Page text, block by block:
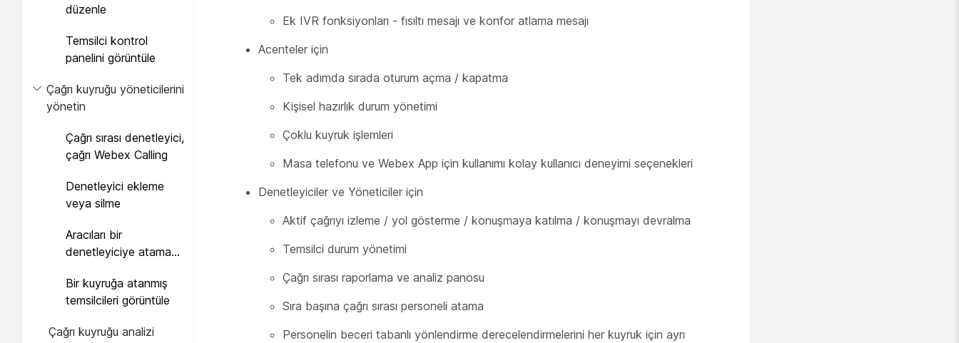
düzenle
Temsilci kontrol
panelini görüntüle
Çağrı kuyruğu yöneticilerini
yönetin
Çağrı sırası denetleyici,
çağrı Webex Calling
Denetleyici ekleme
veya silme
Aracıları bir
denetleyiciye atama
atama
Bir kuyruğa atanmış
temsilcileri görüntüle
Çağrı kuyruğu analizi
Ek IVR fonksiyonları - fısıltı mesajı ve konfor atlama mesajı
Acenteler için
Tek adımda sırada oturum açma / kapatma
Kişisel hazırlık durum yönetimi
Çoklu kuyruk işlemleri
Masa telefonu ve Webex App için kullanımı kolay kullanıcı deneyimi seçenekleri
Denetleyiciler ve Yöneticiler için
Aktif çağrıyı izleme / yol gösterme / konuşmaya katılma / konuşmayı devralma
Temsilci durum yönetimi
Çağrı sırası raporlama ve analiz panosu
Sıra başına çağrı sırası personeli atama
Personelin beceri tabanlı yönlendirme derecelendirmelerini her kuyruk için ayrı